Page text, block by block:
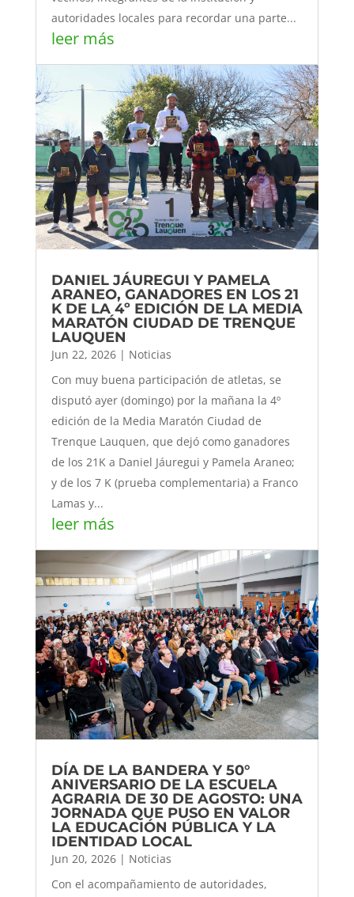
autoridades locales para recordar una parte...
leer más
DANIEL JÁUREGUI Y PAMELA
ARANEO, GANADORES EN LOS 21
K DE LA 4º EDICIÓN DE LA MEDIA
MARATÓN CIUDAD DE TRENQUE
LAUQUEN
Jun 22, 2026| Noticias
Con muy buena participación de atletas, se
disputó ayer (domingo) por la mañana la 4º
edición de la Media Maratón Ciudad de
Trenque Lauquen, que dejó como ganadores
de los 21K a Daniel Jáuregui y Pamela Araneo;
y de los 7 K (prueba complementaria) a Franco
Lamas y...
leer más
DÍA DE LA BANDERA Y 50°
ANIVERSARIO DE LA ESCUELA
AGRARIA DE 30 DE AGOSTO: UNA
JORNADA QUE PUSO EN VALOR
LA EDUCACIÓN PÚBLICA Y LA
IDENTIDAD LOCAL
Jun 20, 2026| Noticias
Con el acompañamiento de autoridades,